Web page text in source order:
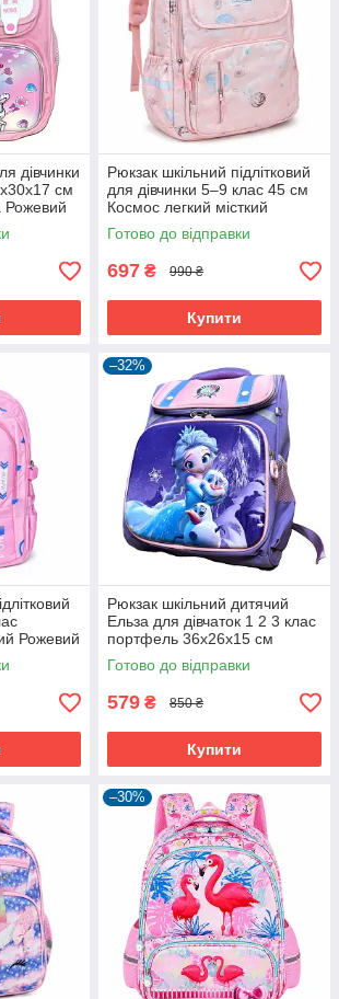
дівчинки
см
Рожевий
Рюкзак шкільний підлітковий
для дівчинки 5–9 клас 45 см
Космос легкий місткий
Персиковий (60984)
Готово до відправки
697 ₴ 990 ₴
Купити
Рожевий
–32%
Рюкзак шкільний дитячий
Ельза для дівчаток 1 2 3 клас
портфель 36х26х15 см
Фіолетовий (60975)
Готово до відправки
579 ₴ 850 ₴
Купити
–30%